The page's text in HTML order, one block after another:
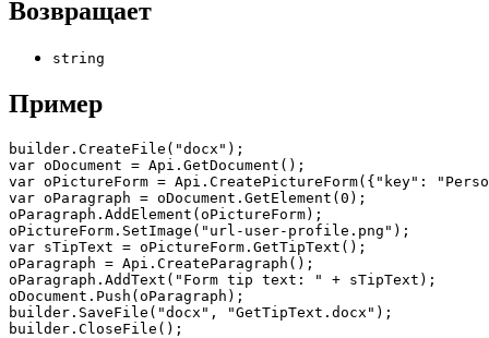
Возвращает
string
Пример
builder.CreateFile("docx");
var oDocument = Api.GetDocument();
var oPictureForm = Api.CreatePictureForm({"key":
var oParagraph = oDocument.GetElement(0);
oParagraph.AddElement(oPictureForm);
oPictureForm.SetImage("url-user-profile.png");
var sTipText = oPictureForm.GetTipText();
oParagraph = Api.CreateParagraph();
oParagraph.AddText("Form tip text: " + sTipText);
oDocument.Push(oParagraph);
builder.SaveFile("docx", "GetTipText.docx");
builder.CloseFile();